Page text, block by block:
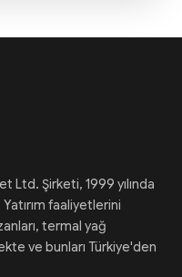
Ltd. Şirketi, 1999 yılında
faaliyetlerini
termal yağ
ve bunları Türkiye'den